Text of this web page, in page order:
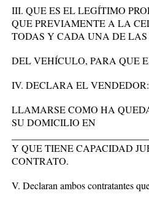
III. QUE ES EL LEGÍTIMO
QUE PREVIAMENTE A LA
TODAS Y CADA UNA DE
DEL VEHÍCULO, PARA QUE
IV. DECLARA EL VENDEDOR:
LLAMARSE COMO HA
SU DOMICILIO EN
Y QUE TIENE CAPACIDAD
CONTRATO.
V. Declaran ambos contratantes